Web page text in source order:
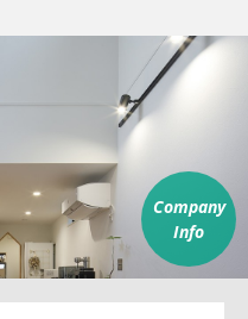
Company
Info